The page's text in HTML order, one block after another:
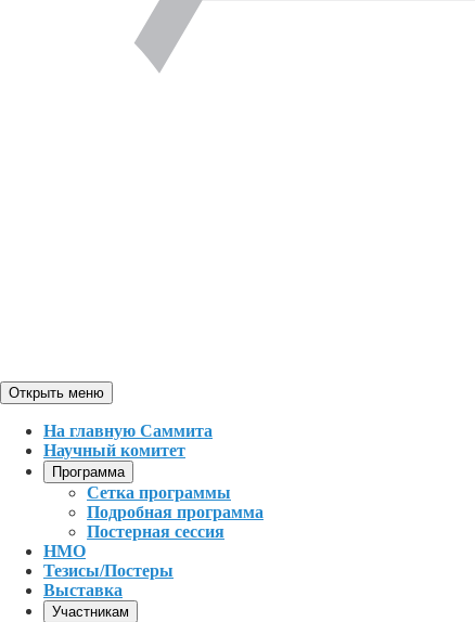
Открыть меню
На главную Саммита
Научный комитет
Программа
Сетка программы
Подробная программа
Постерная сессия
НМО
Тезисы/Постеры
Выставка
Участникам